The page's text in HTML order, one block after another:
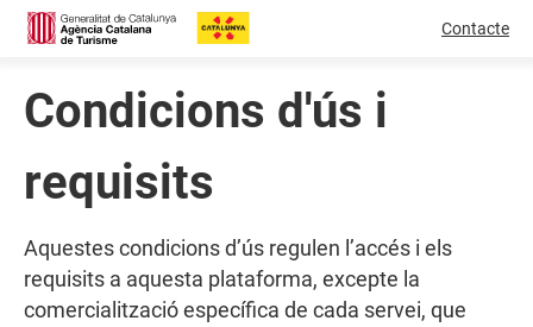
Contacte
Condicions d'ús i
requisits
Aquestes condicions d’ús regulen l’accés i els
requisits a aquesta plataforma, excepte la
comercialització específica de cada servei, que